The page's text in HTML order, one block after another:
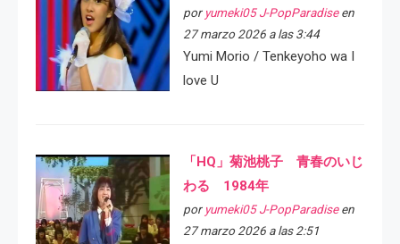
por yumeki05 J-PopParadiseen
27 marzo 2026 a las 3:44
Yumi Morio / Tenkeyoho wa I
love U
「HQ」菊池桃子 青春のいじ
わる 1984年
por yumeki05 J-PopParadiseen
27 marzo 2026 a las 2:51